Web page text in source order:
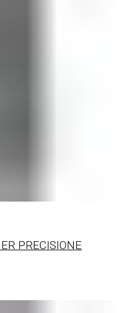
PRECISIONE